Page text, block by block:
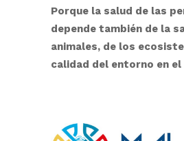
Porque la salud de las
depende también de la
animales, de los
calidad del entorno en el